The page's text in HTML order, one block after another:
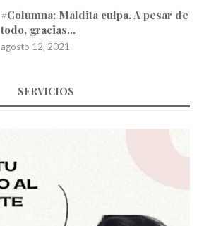
#Columna: Maldita culpa. A pesar de
todo, gracias…
agosto 12, 2021
SERVICIOS